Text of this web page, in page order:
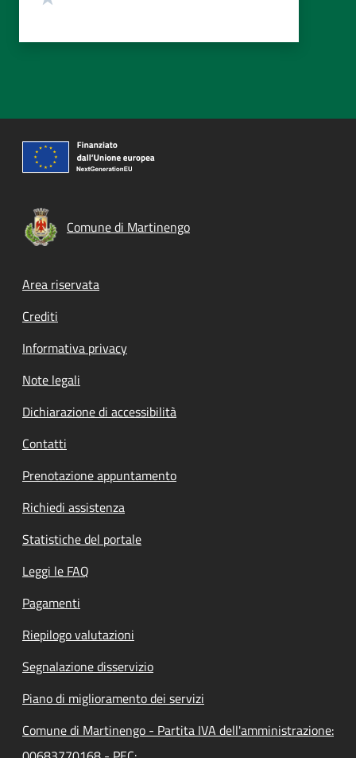
Comune di Martinengo
Footer menu
Area riservata
Crediti
Informativa privacy
Note legali
Dichiarazione di accessibilità
Contatti
Prenotazione appuntamento
Richiedi assistenza
Statistiche del portale
Leggi le FAQ
Pagamenti
Riepilogo valutazioni
Segnalazione disservizio
Piano di miglioramento dei servizi
Comune di Martinengo - Partita IVA dell'amministrazione: